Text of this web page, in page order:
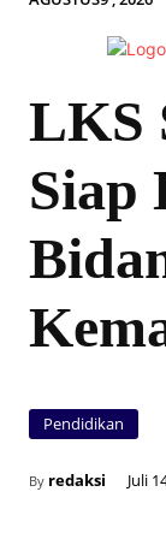
LKS
Siap
Pendidikan
By redaksi Juli